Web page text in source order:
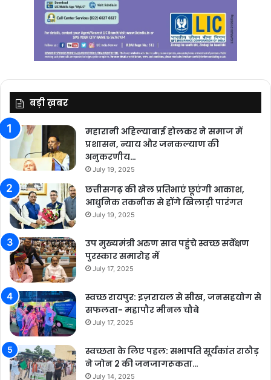
बड़ी ख़बर
महारानी अहिल्याबाई होलकर ने समाज में
प्रशासन, न्याय और जनकल्याण की
अनुकरणीय…
July 19, 2025
छत्तीसगढ़ की खेल प्रतिभाएं छूएंगी आकाश,
आधुनिक तकनीक से होंगे खिलाड़ी पारंगत
July 19, 2025
उप मुख्यमंत्री अरुण साव पहुंचे स्वच्छ सर्वेक्षण
पुरस्कार समारोह में
July 17, 2025
स्वच्छ रायपुर: इज़रायल से सीख, जनसहयोग से
सफलता- महापौर मीनल चौबे
July 17, 2025
स्वच्छता के लिए पहल: सभापति सूर्यकांत राठौड़
ने जोन 2 की जनजागरूकता…
July 14, 2025